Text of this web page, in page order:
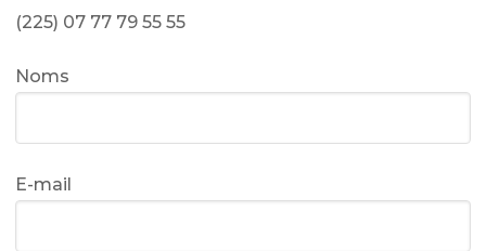
(225) 07 77 79 55 55
Noms
E-mail